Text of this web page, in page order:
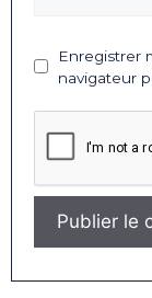
Enregistrer
navigateur